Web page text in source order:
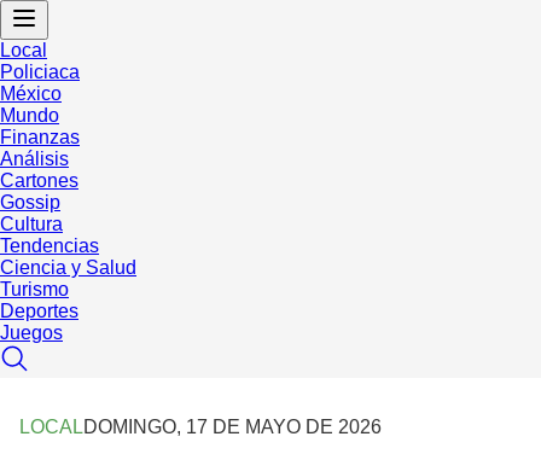
Local
Policiaca
México
Mundo
Finanzas
Análisis
Cartones
Gossip
Cultura
Tendencias
Ciencia y Salud
Turismo
Deportes
Juegos
LOCALDOMINGO, 17 DE MAYO DE 2026